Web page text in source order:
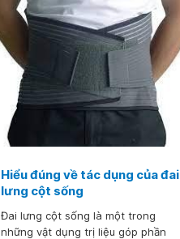
Hiểu đúng về tác dụng của đai
lưng cột sống
Đai lưng cột sống là một trong
những vật dụng trị liệu góp phần